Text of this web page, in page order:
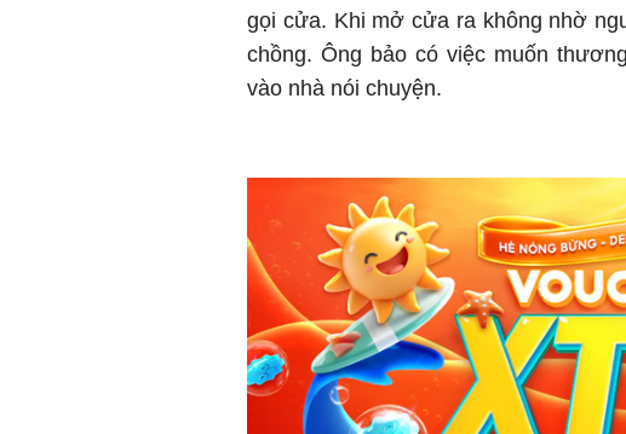
gọi cửa. Khi mở cửa ra không nhờ
chồng. Ông bảo có việc muốn
vào nhà nói chuyện.